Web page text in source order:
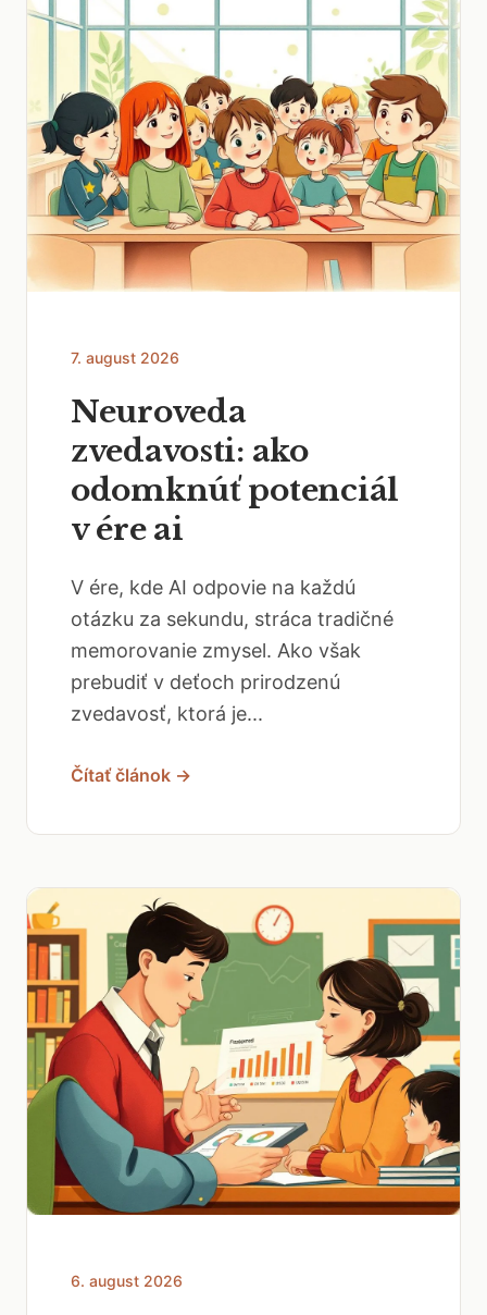
7. august 2026
Neuroveda
zvedavosti: ako
odomknúť potenciál
v ére ai
V ére, kde AI odpovie na každú
otázku za sekundu, stráca tradičné
memorovanie zmysel. Ako však
prebudiť v deťoch prirodzenú
zvedavosť, ktorá je...
Čítať článok →
6. august 2026